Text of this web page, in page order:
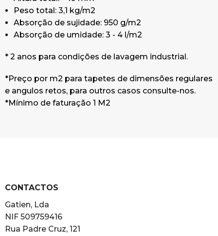
Peso total: 3,1 kg/m2
Absorção de sujidade: 950 g/m2
Absorção de umidade: 3 - 4 l/m2
* 2 anos para condições de lavagem industrial.
*Preço por m2 para tapetes de dimensões regulares
e angulos retos, para outros casos consulte-nos.
*Mínimo de faturação 1 M2
CONTACTOS
Gatien, Lda
NIF 509759416
Rua Padre Cruz, 121